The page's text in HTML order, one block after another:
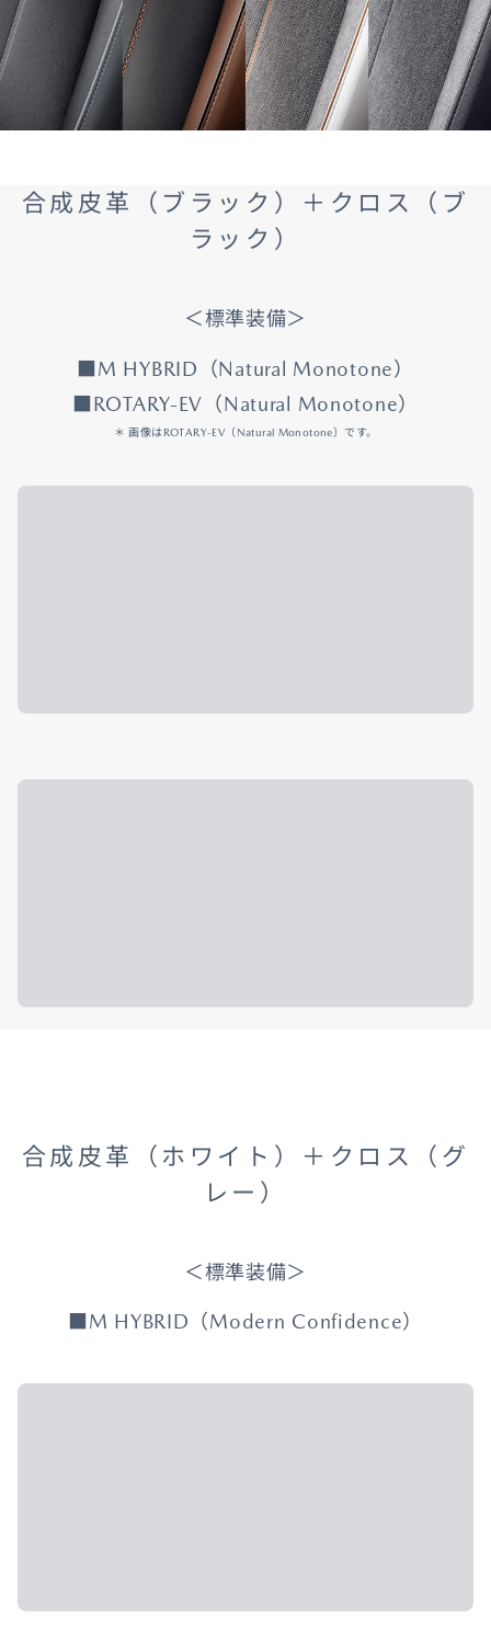
合成皮革（ブラック）＋クロス（ブ
ラック）
＜標準装備＞
■M HYBRID（Natural Monotone）
■ROTARY-EV（Natural Monotone）
＊ 画像はROTARY-EV（Natural Monotone）です。
合成皮革（ホワイト）＋クロス（グ
レー）
＜標準装備＞
■M HYBRID（Modern Confidence）